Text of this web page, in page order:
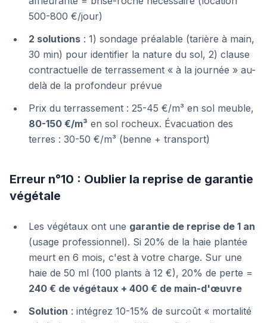
500-800 €/jour)
2 solutions : 1) sondage préalable (tarière à main,
30 min) pour identifier la nature du sol, 2) clause
contractuelle de terrassement « à la journée » au-
delà de la profondeur prévue
Prix du terrassement : 25-45 €/m³ en sol meuble,
80-150 €/m³ en sol rocheux. Évacuation des
terres : 30-50 €/m³ (benne + transport)
Erreur n°10 : Oublier la reprise de garantie
végétale
Les végétaux ont une garantie de reprise de 1 an
(usage professionnel). Si 20% de la haie plantée
meurt en 6 mois, c'est à votre charge. Sur une
haie de 50 ml (100 plants à 12 €), 20% de perte =
240 € de végétaux + 400 € de main-d'œuvre
Solution : intégrez 10-15% de surcoût « mortalité